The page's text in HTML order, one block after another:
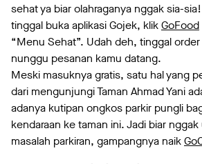
sehat ya biar olahraganya nggak sia-
tinggal buka aplikasi Gojek, klikGoFood
“Menu Sehat”. Udah deh, tinggal
nunggu pesanan kamu datang.
Meski masuknya gratis, satu hal yang
dari mengunjungi Taman Ahmad Yani
adanya kutipan ongkos parkir pungli
kendaraan ke taman ini. Jadi biar
masalah parkiran, gampangnya naik